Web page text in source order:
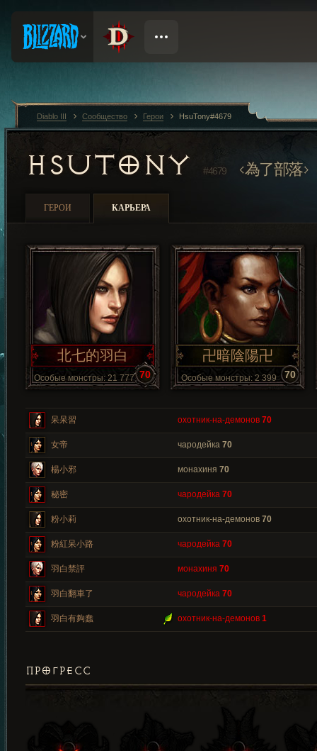
HSUTONY #4679 為了部落
ГЕРОИ КАРЬЕРА
北七的羽白
Особые монстры: 21 777 70
卍暗陰陽卍
Особые монстры: 2 399 70
呆呆習 охотник-на-демонов 70
女帝 чародейка 70
楊小邪 монахиня 70
秘密 чародейка 70
粉小莉 охотник-на-демонов 70
粉紅呆小路 чародейка 70
羽白禁評 монахиня 70
羽白翻車了 чародейка 70
羽白有夠蠢 охотник-на-демонов 1
ПРОГРЕСС
Diablo III Сообщество Герои HsuTony#4679